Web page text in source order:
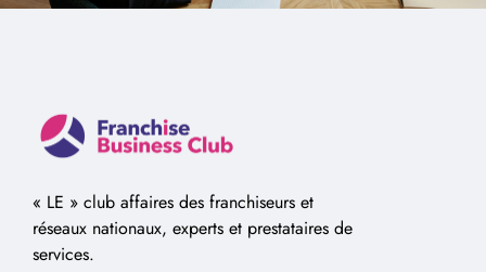
« LE » club affaires des franchiseurs et
réseaux nationaux, experts et prestataires de
services.